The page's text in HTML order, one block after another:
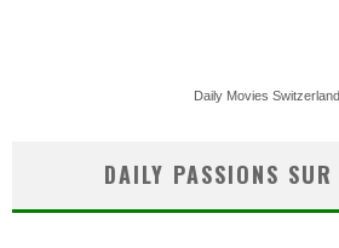
Daily Movies Switzerland
DAILY PASSIONS